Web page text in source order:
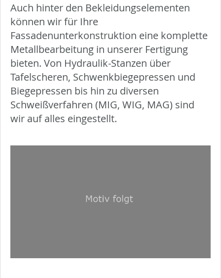
Auch hinter den Bekleidungselementen
können wir für Ihre
Fassadenunterkonstruktion eine komplette
Metallbearbeitung in unserer Fertigung
bieten. Von Hydraulik-Stanzen über
Tafelscheren, Schwenkbiegepressen und
Biegepressen bis hin zu diversen
Schweißverfahren (MIG, WIG, MAG) sind
wir auf alles eingestellt.